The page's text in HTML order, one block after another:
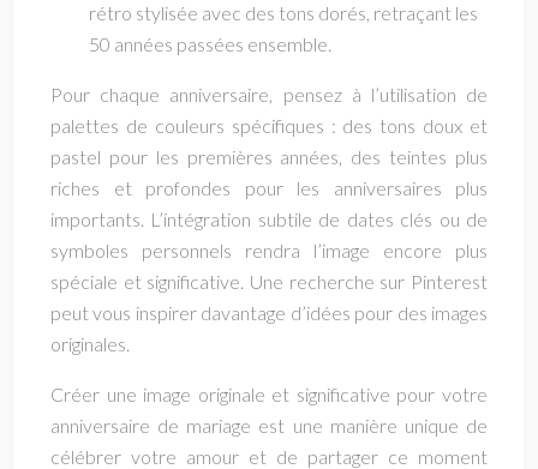
rétro stylisée avec des tons dorés, retraçant les
50 années passées ensemble.
Pour chaque anniversaire, pensez à l’utilisation de
palettes de couleurs spécifiques : des tons doux et
pastel pour les premières années, des teintes plus
riches et profondes pour les anniversaires plus
importants. L’intégration subtile de dates clés ou de
symboles personnels rendra l’image encore plus
spéciale et significative. Une recherche sur Pinterest
peut vous inspirer davantage d’idées pour des images
originales.
Créer une image originale et significative pour votre
anniversaire de mariage est une manière unique de
célébrer votre amour et de partager ce moment